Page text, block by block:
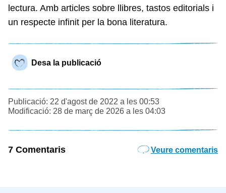
lectura. Amb articles sobre llibres, tastos editorials i
un respecte infinit per la bona literatura.
Desa la publicació
Publicació: 22 d'agost de 2022 a les 00:53
Modificació: 28 de març de 2026 a les 04:03
7 Comentaris Veure comentaris